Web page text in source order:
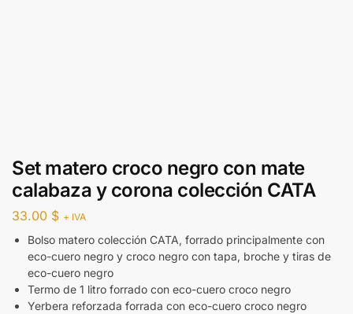
Set matero croco negro con mate
calabaza y corona colección CATA
33.00 $ + IVA
Bolso matero colección CATA, forrado principalmente con
eco-cuero negro y croco negro con tapa, broche y tiras de
eco-cuero negro
Termo de 1 litro forrado con eco-cuero croco negro
Yerbera reforzada forrada con eco-cuero croco negro